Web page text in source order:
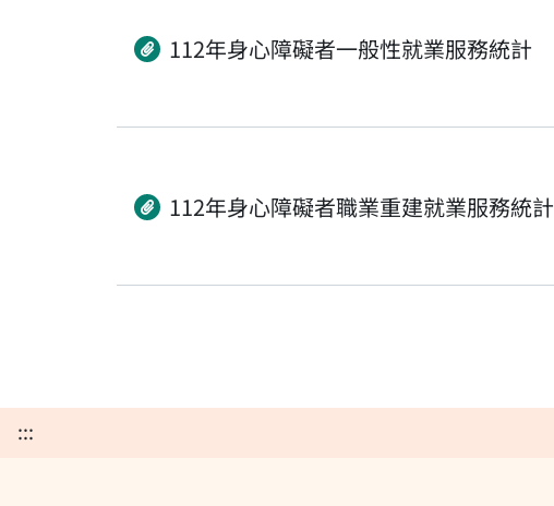
112年身心障礙者一般性就業服務統計
112年身心障礙者職業重建就業服務統計
:::